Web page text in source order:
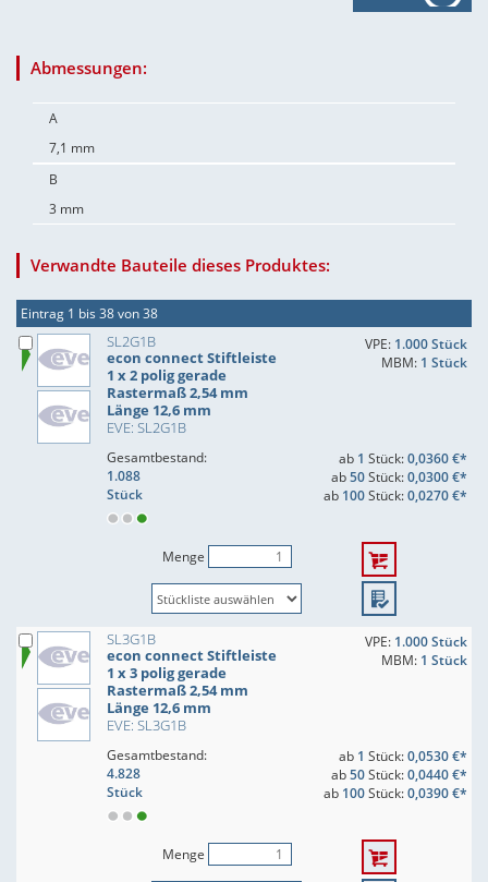
Abmessungen:
A
7,1 mm
B
3 mm
Verwandte Bauteile dieses Produktes:
Eintrag 1 bis 38 von 38
SL2G1B
econ connect Stiftleiste
1 x 2 polig gerade
Rastermaß 2,54 mm
Länge 12,6 mm
EVE: SL2G1B
VPE: 1.000 Stück
MBM: 1 Stück
Gesamtbestand:
1.088
Stück
ab 1 Stück:0,0360 €*
ab50Stück:0,0300 €*
ab 100Stück:0,0270 €*
Menge
SL3G1B
econ connect Stiftleiste
1 x 3 polig gerade
Rastermaß 2,54 mm
Länge 12,6 mm
EVE: SL3G1B
VPE: 1.000 Stück
MBM: 1 Stück
Gesamtbestand:
4.828
Stück
ab 1 Stück:0,0530 €*
ab50Stück:0,0440 €*
ab 100Stück:0,0390 €*
Menge